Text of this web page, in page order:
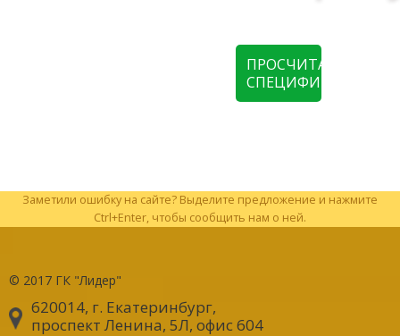
ПРОСЧИТАТЬ
СПЕЦИФИКАЦИЮ
Заметили ошибку на сайте? Выделите предложение и нажмите
Ctrl+Enter, чтобы сообщить нам о ней.
© 2017 ГК "Лидер"
620014, г. Екатеринбург,
проспект Ленина, 5Л, офис 604